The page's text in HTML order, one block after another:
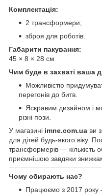
Комплектація:
2 трансформери;
зброя для роботів.
Габарити пакування:
45 × 8 × 28 см
Чим буде в захваті ваша
Можливістю
перегонів до битв.
Яскравим дизайном і
різні пози.
У магазині imne.com.ua ви
для дітей будь-якого віку.
трансформерів —
приємнішою завдяки
Чому обирають нас?
Працюємо з 2017 року